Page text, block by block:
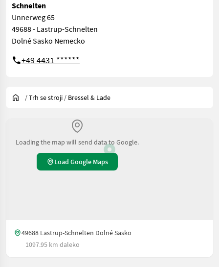
Schnelten
Unnerweg 65
49688 - Lastrup-Schnelten
Dolné Sasko Nemecko
+49 4431 ******
/Trh se stroji / Bressel & Lade
Loading the map will send data to Google.
Load Google Maps
49688 Lastrup-Schnelten Dolné Sasko
1097.95 km daleko